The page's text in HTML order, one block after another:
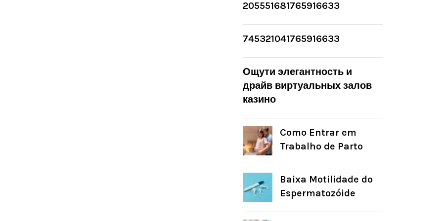
205551681765916633
745321041765916633
Ощути элегантность и
драйв виртуальных залов
казино
Como Entrar em
Trabalho de Parto
Baixa Motilidade do
Espermatozóide